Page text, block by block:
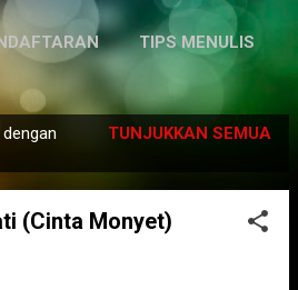
TIPS MENULIS
KILAS BALIK
TUNJUKKAN SEMUA
(Cinta Monyet)